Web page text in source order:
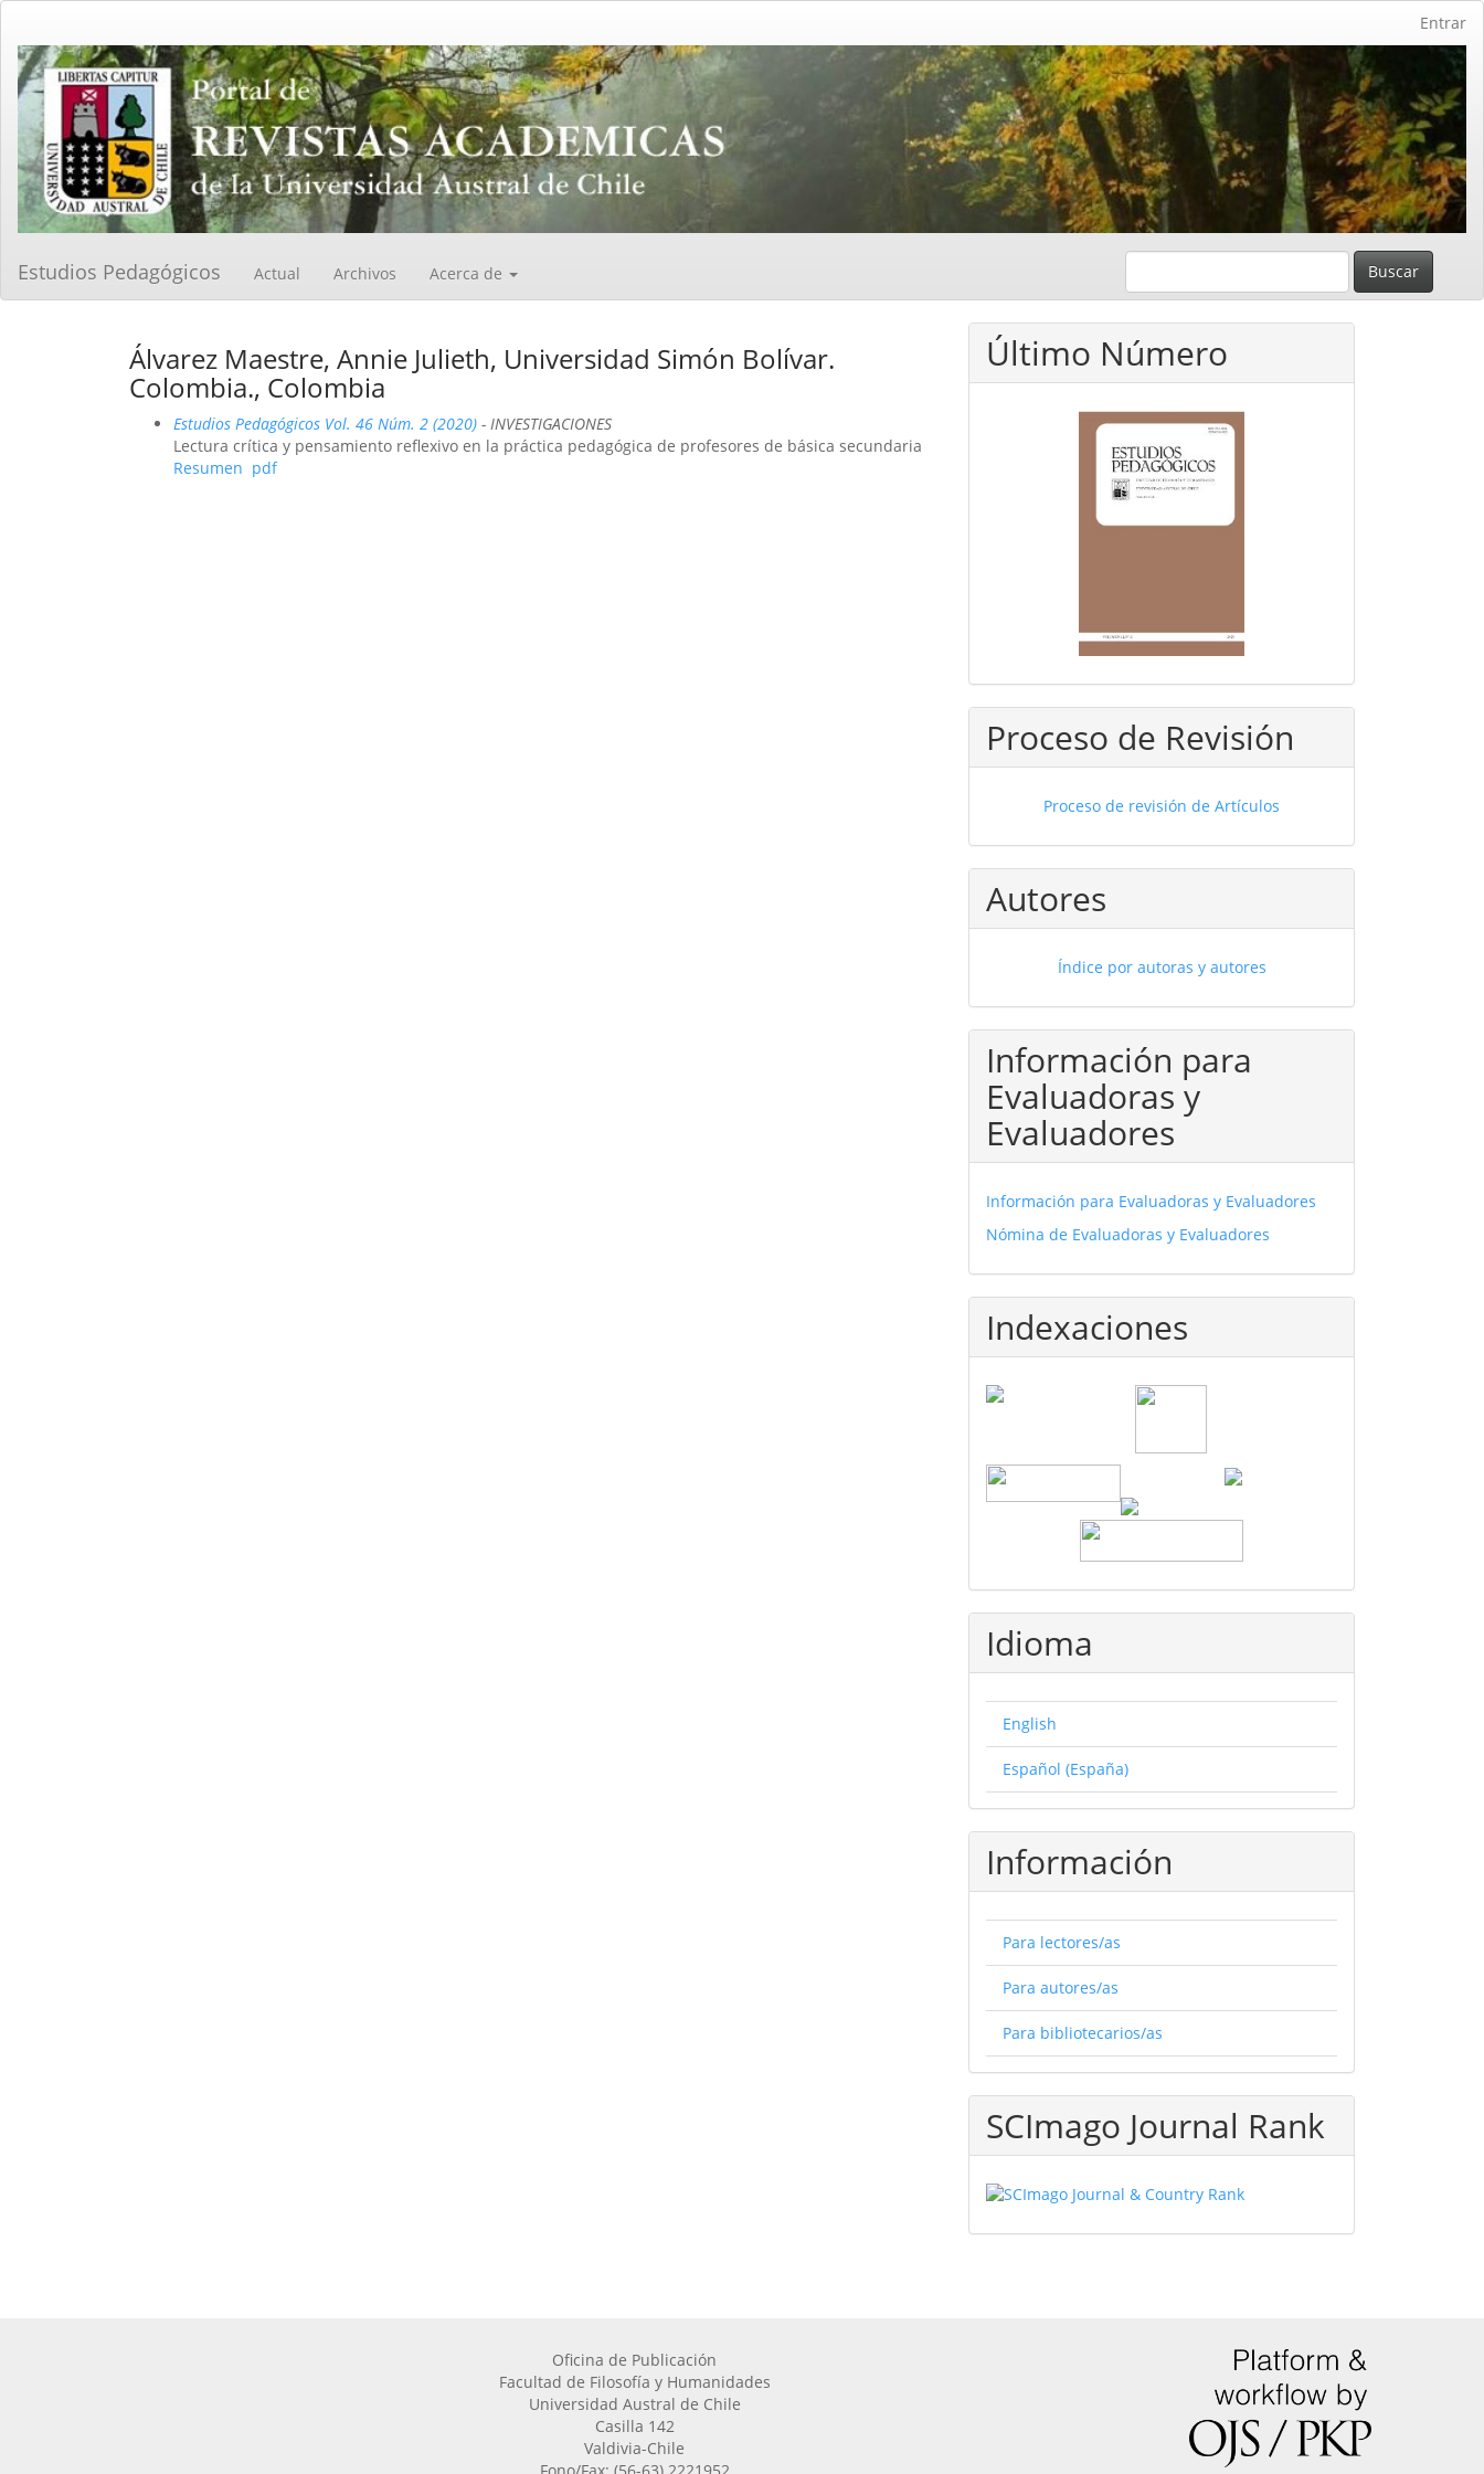
Contenido
principal
Barra
lateral
Entrar
Estudios Pedagógicos Actual Archivos Acerca de Buscar
Álvarez Maestre, Annie Julieth, Universidad Simón Bolívar.
Colombia., Colombia
Estudios Pedagógicos Vol. 46 Núm. 2 (2020) - INVESTIGACIONES
Lectura crítica y pensamiento reflexivo en la práctica pedagógica de profesores de básica secundaria
Resumen pdf
Último Número
Proceso de Revisión
Proceso de revisión de Artículos
Autores
Índice por autoras y autores
Información para
Evaluadoras y
Evaluadores
Información para Evaluadoras y Evaluadores
Nómina de Evaluadoras y Evaluadores
Indexaciones
Idioma
English
Español (España)
Información
Para lectores/as
Para autores/as
Para bibliotecarios/as
SCImago Journal Rank
Oficina de Publicación
Facultad de Filosofía y Humanidades
Universidad Austral de Chile
Casilla 142
Valdivia-Chile